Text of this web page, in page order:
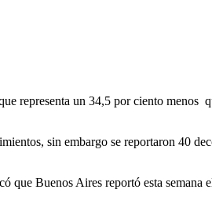
representa un 34,5 por ciento menos
sin embargo se reportaron 40
que Buenos Aires reportó esta semana